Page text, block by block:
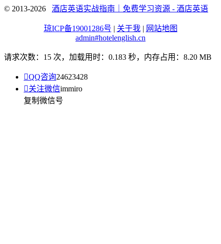
© 2013-2026 酒店英语实战指南｜免费学习资源 - 酒店英语
琼ICP备19001286号 | 关于我 | 网站地图
admin#hotelenglish.cn
请求次数：15 次，加载用时：0.183 秒，内存占用：8.20 MB
QQ咨询24623428
关注微信immiro
复制微信号